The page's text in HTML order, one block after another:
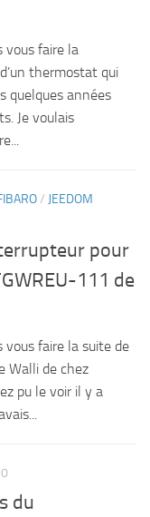
vous faire la
thermostat qui
quelques années
Je voulais
/ JEEDOM
pour
111 de
vous faire la suite de
Walli de chez
pu le voir il y a
du